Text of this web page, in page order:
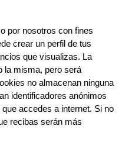
por nosotros con fines
crear un perfil de tus
que visualizas. La
la misma, pero será
no almacenan ninguna
identificadores anónimos
accedes a internet. Si no
recibas serán más